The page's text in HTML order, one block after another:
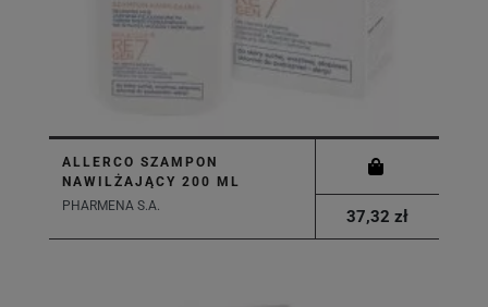
ALLERCO SZAMPON
NAWILŻAJĄCY 200 ML
PHARMENA S.A.
37,32 zł